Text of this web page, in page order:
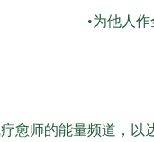
•为他人
愈师的能量频道，